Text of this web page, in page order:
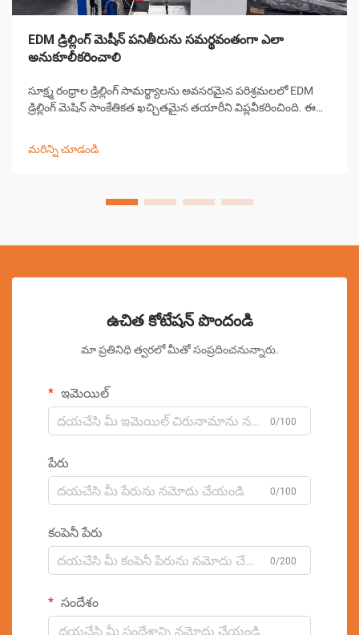
EDM డ్రిల్లింగ్ మెషీన్ పనితీరును సమర్థవంతంగా ఎలా
అనుకూలీకరించాలి
సూక్ష్మ రంధ్రాల డ్రిల్లింగ్ సామర్థ్యాలను అవసరమైన పరిశ్రమలలో EDM
డ్రిల్లింగ్ మెషిన్ సాంకేతికత ఖచ్చితమైన తయారీని విప్లవీకరించింది. ఈ
మరిన్ని చూడండి
ఉచిత కోటేషన్ పొందండి
మా ప్రతినిధి త్వరలో మీతో సంప్రదించనున్నారు.
ఇమెయిల్
0/100
పేరు
0/100
కంపెనీ పేరు
0/200
సందేశం